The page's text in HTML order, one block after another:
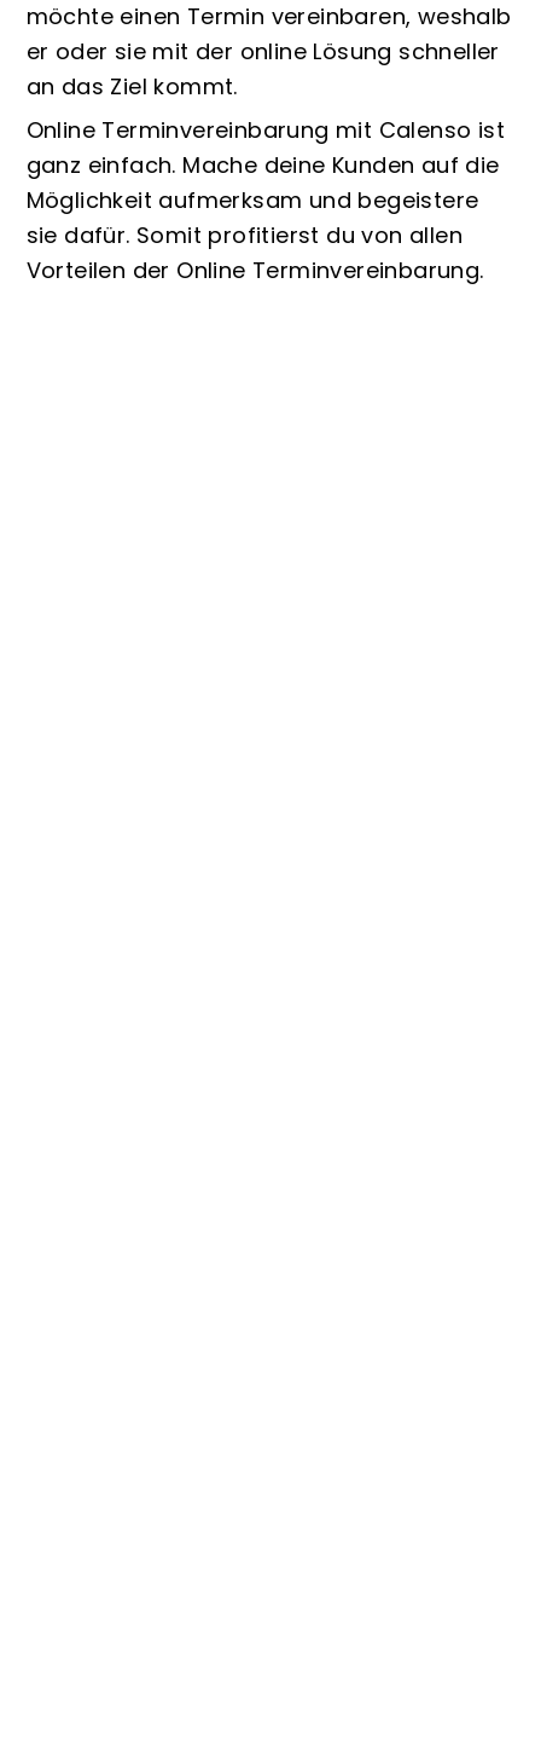
möchte einen Termin vereinbaren, weshalb
er oder sie mit der online Lösung schneller
an das Ziel kommt.
Online Terminvereinbarung mit Calenso ist
ganz einfach. Mache deine Kunden auf die
Möglichkeit aufmerksam und begeistere
sie dafür. Somit profitierst du von allen
Vorteilen der Online Terminvereinbarung.